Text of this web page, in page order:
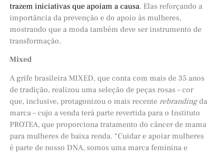
trazem iniciativas que apoiam a causa. Elas reforçando a
importância da prevenção e do apoio às mulheres,
mostrando que a moda também deve ser instrumento de
transformação.
Mixed
A grife brasileira MIXED, que conta com mais de 35 anos
de tradição, realizou uma seleção de peças rosas – cor
que, inclusive, protagonizou o mais recente rebrandingda
marca – cujo a venda terá parte revertida para o Instituto
PROTEA, que proporciona tratamento do câncer de mama
para mulheres de baixa renda. “Cuidar e apoiar mulheres
é parte de nosso DNA, somos uma marca feminina e